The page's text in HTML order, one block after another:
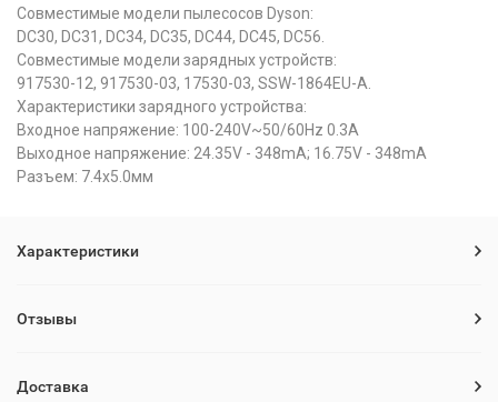
Совместимые модели пылесосов Dyson:
DC30, DC31, DC34, DC35, DC44, DC45, DC56.
Совместимые модели зарядных устройств:
917530-12, 917530-03, 17530-03, SSW-1864EU-A.
Характеристики зарядного устройства:
Входное напряжение: 100-240V~50/60Hz 0.3A
Выходное напряжение: 24.35V - 348mA; 16.75V - 348mA
Разъем: 7.4x5.0мм
Характеристики
Отзывы
Доставка